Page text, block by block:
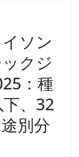
ソン
クジ
：種
、32
別分